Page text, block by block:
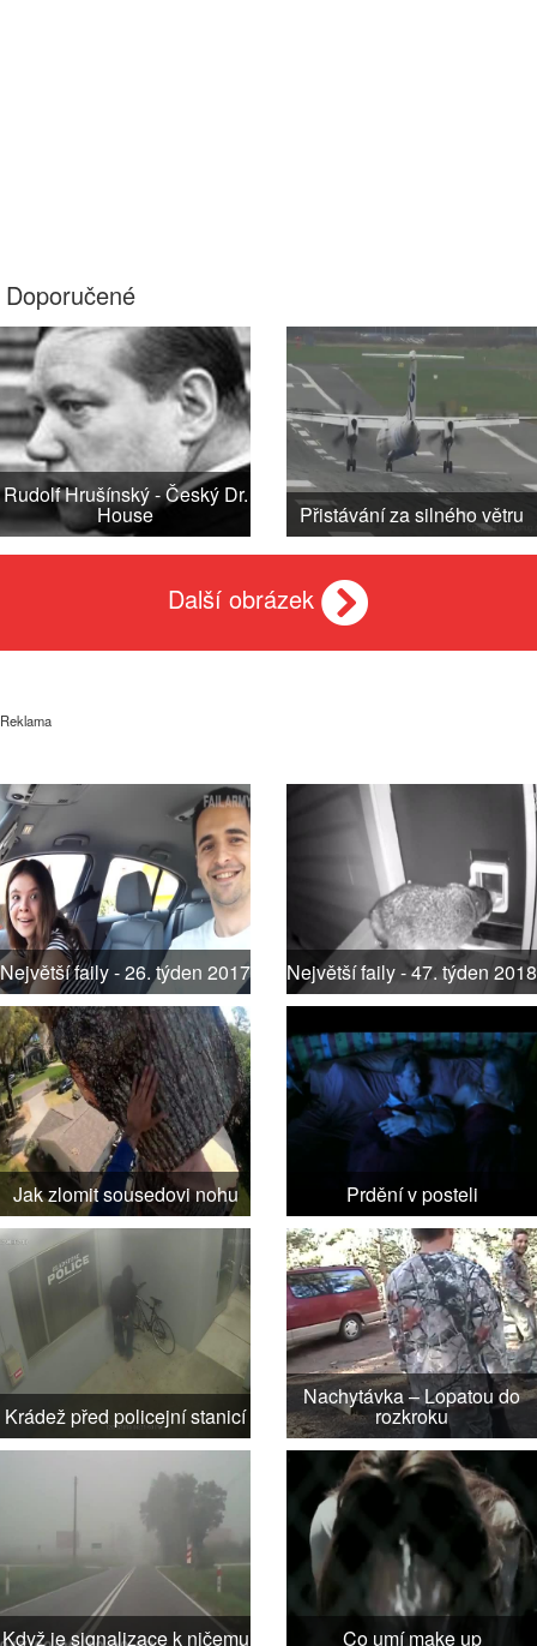
Doporučené
Rudolf Hrušínský - Český Dr.
House Přistávání za silného větru
Další obrázek
Reklama
Největší faily - 26. týden 2017 Největší faily - 47. týden 2018
Jak zlomit sousedovi nohu Prdění v posteli
Krádež před policejní stanicí
Nachytávka – Lopatou do
rozkroku
Když je signalizace k ničemu Co umí make up